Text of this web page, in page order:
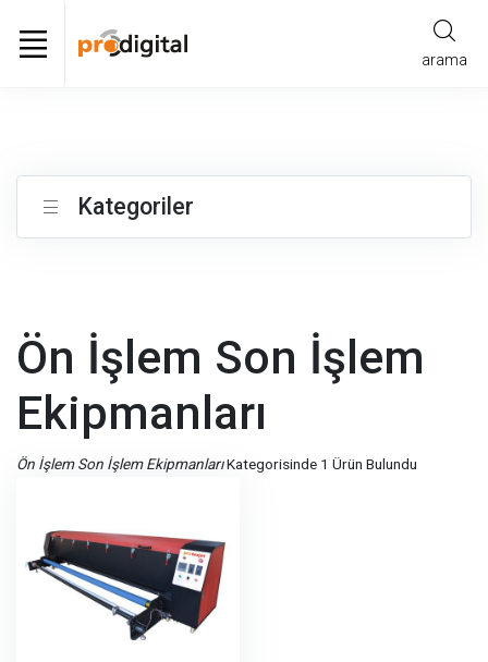
arama
Kategoriler
Ön İşlem Son İşlem
Ekipmanları
Ön İşlem Son İşlem EkipmanlarıKategorisinde 1 Ürün Bulundu